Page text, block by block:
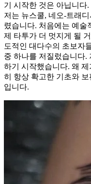
기 시작한 것은 아닙니다
저는 뉴스쿨, 네오-트래
렸습니다. 처음에는 예술
제 타투가 더 멋지게 될
도적인 대다수의 초보자
중 하나를 저질렀습니다.
하기 시작했습니다. 왜
히 항상 확고한 기초와
입니다.